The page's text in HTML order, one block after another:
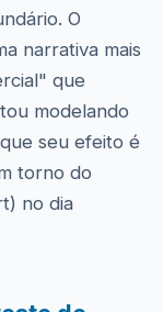
O
narrativa mais
que
modelando
seu efeito é
torno do
no dia